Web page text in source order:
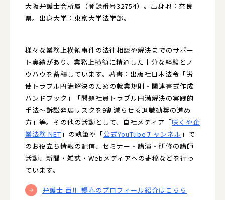
大阪弁護士会所属（登録番号32754）。出身地：奈良
県。出身大学：東京大学法学部。
様々な業務上横領事件の法律相談や解決までのサポー
ト実績があり、業務上横領に精通した十分な経験とノ
ウハウを蓄積しています。著書：出版社日本法令「労
使トラブル円満解決のための就業規則・関連書式作成
ハンドブック」「問題社員トラブル円満解決の実践的
手法〜訴訟発展リスクを9割減らせる退職勧奨の進め
方」等。その他の活動として、自社メディア「咲くや企
業法務.NET 」の執筆や「公式YouTubeチャンネル 」で
のお役立ち情報の配信、セミナー・講演・研修の講師
活動、新聞・雑誌・Webメディアへの寄稿などを行っ
ています。
弁護士 西川 暢春のプロフィール紹介はこちら